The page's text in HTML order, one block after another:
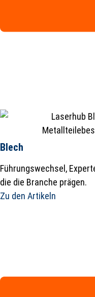
Blech
Führungswechsel,
die die Branche prägen.
Zu den Artikeln